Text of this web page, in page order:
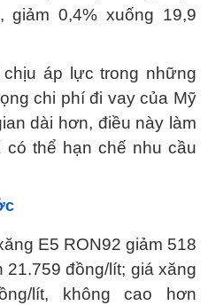
giảm 0,4% xuống 19,9
áp lực trong những
chi phí đi vay của Mỹ
dài hơn, điều này làm
có thể hạn chế nhu cầu
E5 RON92 giảm 518
đồng/lít; giá xăng
lít, không cao hơn